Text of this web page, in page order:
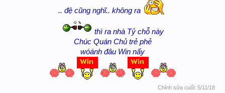
.. đệ cũng nghĩ.. không ra
thì ra nhà Tỷ chỗ này
Chúc Quán Chủ trẻ phẻ
wóánh đâu Win nấy
Chỉnh sửa cuối: 5/11/18